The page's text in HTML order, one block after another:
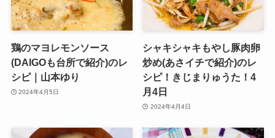
鶏のマヨレモンソース
(DAIGOも台所で紹介)のレ
シピ｜山本ゆり
2024年4月5日
シャキシャキもやし豚肉卵
炒め(あさイチで紹介)のレ
シピ！きじまりゅうた！4
月4日
2024年4月4日